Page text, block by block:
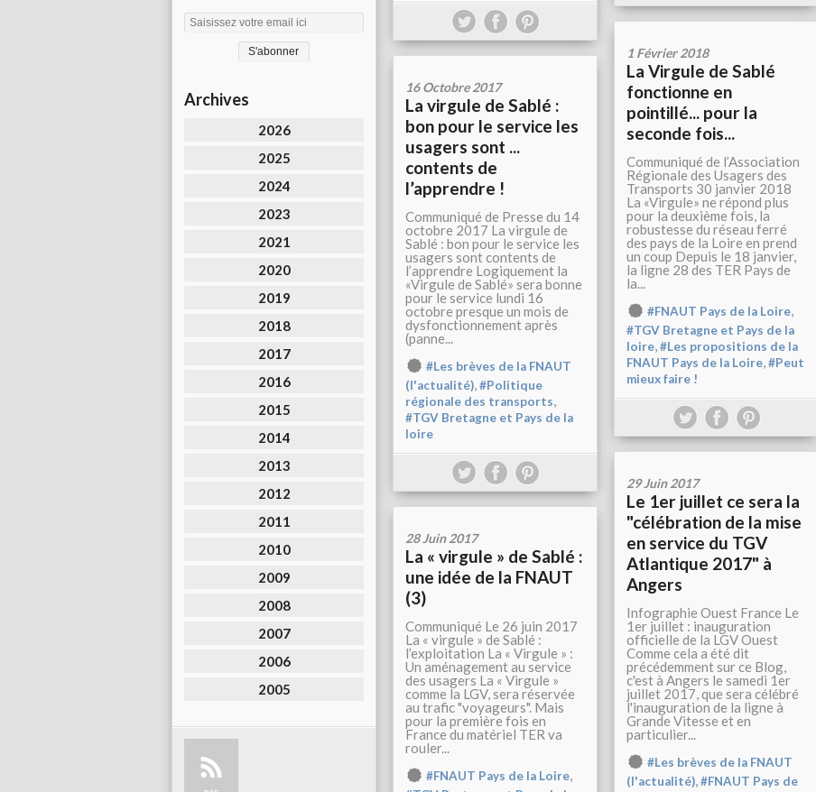
Archives
2026
2025
2024
2023
2021
2020
2019
2018
2017
2016
2015
2014
2013
2012
2011
2010
2009
2008
2007
2006
2005
1 Février 2018
La Virgule de Sablé
fonctionne en
pointillé... pour la
seconde fois...
Communiqué de l’Association
Régionale des Usagers des
Transports 30 janvier 2018
La «Virgule» ne répond plus
pour la deuxième fois, la
robustesse du réseau ferré
des pays de la Loire en prend
un coup Depuis le 18 janvier,
la ligne 28 des TER Pays de
la...
#FNAUT Pays de la Loire,
#TGV Bretagne et Pays de la
loire,#Les propositions de la
FNAUT Pays de la Loire,#Peut
mieux faire !
16 Octobre 2017
La virgule de Sablé :
bon pour le service les
usagers sont ...
contents de
l’apprendre !
Communiqué de Presse du 14
octobre 2017 La virgule de
Sablé : bon pour le service les
usagers sont contents de
l’apprendre Logiquement la
«Virgule de Sablé» sera bonne
pour le service lundi 16
octobre presque un mois de
dysfonctionnement après
(panne...
#Les brèves de la FNAUT
(l'actualité),#Politique
régionale des transports,
#TGV Bretagne et Pays de la
loire
29 Juin 2017
Le 1er juillet ce sera la
"célébration de la mise
en service du TGV
Atlantique 2017" à
Angers
Infographie Ouest France Le
1er juillet : inauguration
officielle de la LGV Ouest
Comme cela a été dit
précédemment sur ce Blog,
c'est à Angers le samedi 1er
juillet 2017, que sera célébré
l'inauguration de la ligne à
Grande Vitesse et en
particulier...
#Les brèves de la FNAUT
(l'actualité),#FNAUT Pays de
28 Juin 2017
La « virgule » de Sablé :
une idée de la FNAUT
(3)
Communiqué Le 26 juin 2017
La « virgule » de Sablé :
l’exploitation La « Virgule » :
Un aménagement au service
des usagers La « Virgule »
comme la LGV, sera réservée
au trafic "voyageurs". Mais
pour la première fois en
France du matériel TER va
rouler...
#FNAUT Pays de la Loire,